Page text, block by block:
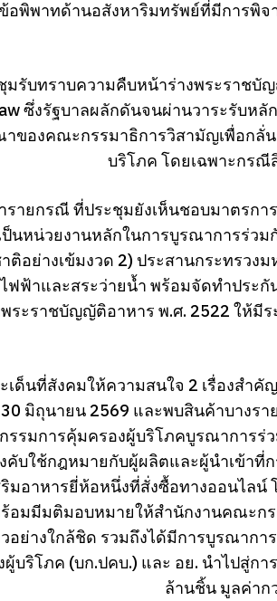
พิพาทด้านอสังหาริมทรัพย์ที่มีการพิ
รับทราบความคืบหน้าร่างพระราชบั
ซึ่งรัฐบาลผลักดันจนผ่านวาระรับ
ของคณะกรรมาธิการวิสามัญเพื่อกลั่
บริโภค โดยเฉพาะกร
ายกรณี ที่ประชุมยังเห็นชอบมาตรกา
ป็นหน่วยงานหลักในการบูรณาการร่
ติอย่างเข้มงวด 2) ประสานกระทรว
ฟฟ้าและสระว่ายน้ำ พร้อมจัดทำประ
ระราชบัญญัติอาหาร พ.ศ. 2522 ให้มี
ด็นที่สังคมให้ความสนใจ 2 เรื่องสำ
มิถุนายน 2569 และพบสินค้าบางร
รมการคุ้มครองผู้บริโภคบูรณาการ
คับใช้กฎหมายกับผู้ผลิตและผู้นำเข้า
อาหารยี่ห้อหนึ่งที่สั่งซื้อทางออนไลน์
อมมีมติมอบหมายให้สำนักงานคณะก
ย่างใกล้ชิด รวมถึงได้มีการบูรณากา
บริโภค (บก.ปคบ.) และ อย. นำไปสู่ก
ล้านชิ้น มูลค่าก